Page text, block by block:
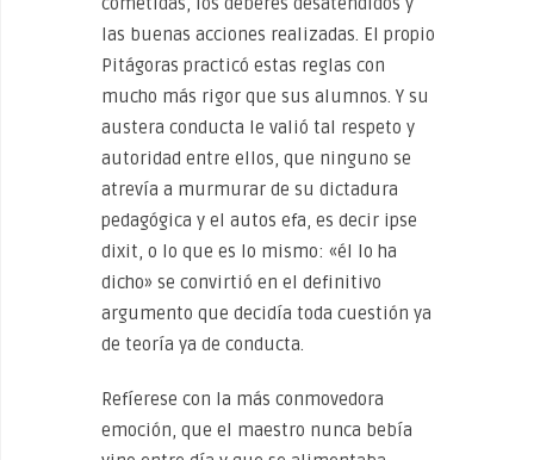
las buenas acciones realizadas. El propio
Pitágoras practicó estas reglas con
mucho más rigor que sus alumnos. Y su
austera conducta le valió tal respeto y
autoridad entre ellos, que ninguno se
atrevía a murmurar de su dictadura
pedagógica y el autos efa, es decir ipse
dixit, o lo que es lo mismo: «él lo ha
dicho» se convirtió en el definitivo
argumento que decidía toda cuestión ya
de teoría ya de conducta.
Refíerese con la más conmovedora
emoción, que el maestro nunca bebía